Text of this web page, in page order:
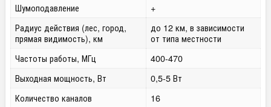
Шумоподавление
+
Радиус действия (лес, город,
прямая видимость), км
до 12 км, в зависимости
от типа местности
Частоты работы, МГц
400-470
Выходная мощность, Вт
0,5-5 Вт
Количество каналов
16